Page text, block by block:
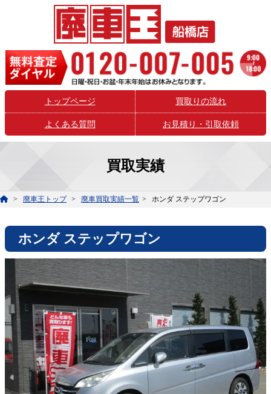
トップページ 買取りの流れ
よくある質問 お見積り・引取依頼
買取実績
廃車王トップ 廃車買取実績一覧 ホンダ ステップワゴン
ホンダ ステップワゴン